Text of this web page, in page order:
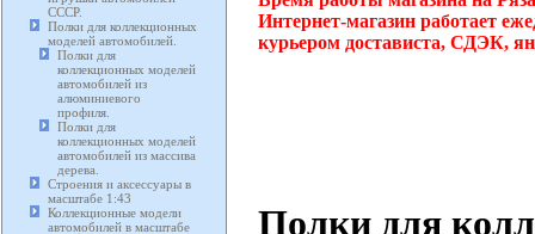
СССР.
Полки для коллекционных
моделей автомобилей.
Полки для
коллекционных моделей
автомобилей из
алюминиевого
профиля.
Полки для
коллекционных моделей
автомобилей из массива
дерева.
Строения и аксессуары в
масштабе 1:43
Коллекционные модели
автомобилей в масштабе
Интернет-магазин работает
курьером достависта, СДЭК,
Полки для